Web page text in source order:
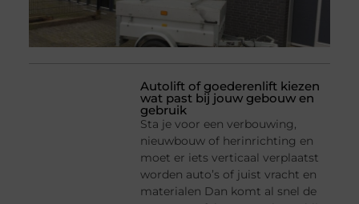
Autolift of goederenlift kiezen
wat past bij jouw gebouw en
gebruik
Sta je voor een verbouwing,
nieuwbouw of herinrichting en
moet er iets verticaal verplaatst
worden auto’s of juist vracht en
materialen Dan komt al snel de